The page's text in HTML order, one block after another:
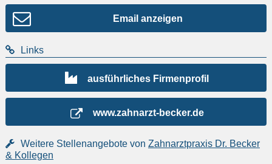
Email anzeigen
Links
ausführliches Firmenprofil
www.zahnarzt-becker.de
Weitere Stellenangebote von Zahnarztpraxis Dr. Becker
& Kollegen